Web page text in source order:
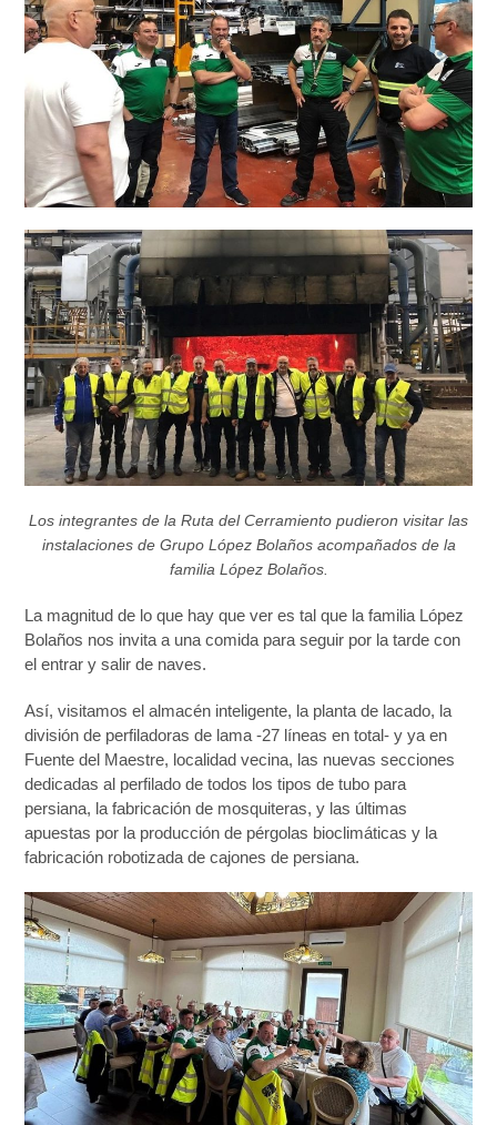
Los integrantes de la Ruta del Cerramiento pudieron visitar las
instalaciones de Grupo López Bolaños acompañados de la
familia López Bolaños.
La magnitud de lo que hay que ver es tal que la familia López
Bolaños nos invita a una comida para seguir por la tarde con
el entrar y salir de naves.
Así, visitamos el almacén inteligente, la planta de lacado, la
división de perfiladoras de lama -27 líneas en total- y ya en
Fuente del Maestre, localidad vecina, las nuevas secciones
dedicadas al perfilado de todos los tipos de tubo para
persiana, la fabricación de mosquiteras, y las últimas
apuestas por la producción de pérgolas bioclimáticas y la
fabricación robotizada de cajones de persiana.